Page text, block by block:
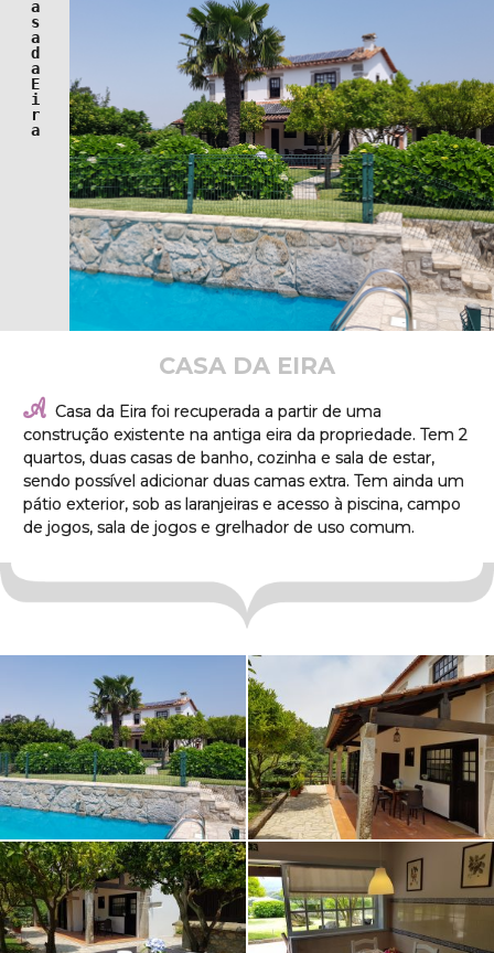
a
s
a
d
a
E
i
r
CASA DA EIRA
A Casa da Eira foi recuperada a partir de uma
construção existente na antiga eira da propriedade. Tem 2
quartos, duas casas de banho, cozinha e sala de estar,
sendo possível adicionar duas camas extra. Tem ainda um
pátio exterior, sob as laranjeiras e acesso à piscina, campo
de jogos, sala de jogos e grelhador de uso comum.